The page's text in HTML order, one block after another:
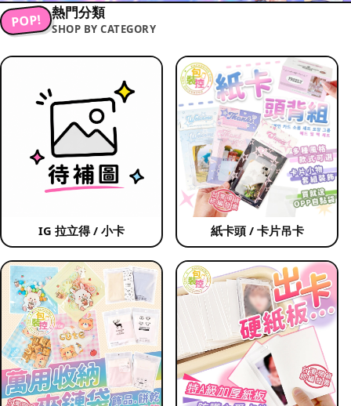
POP! 熱門分類
SHOP BY CATEGORY
IG 拉立得 / 小卡 紙卡頭 / 卡片吊卡